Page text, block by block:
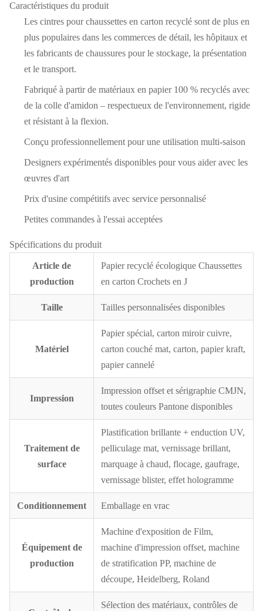
Caractéristiques du produit
Les cintres pour chaussettes en carton recyclé sont de plus en
plus populaires dans les commerces de détail, les hôpitaux et
les fabricants de chaussures pour le stockage, la présentation
et le transport.
Fabriqué à partir de matériaux en papier 100 % recyclés avec
de la colle d'amidon – respectueux de l'environnement, rigide
et résistant à la flexion.
Conçu professionnellement pour une utilisation multi-saison
Designers expérimentés disponibles pour vous aider avec les
œuvres d'art
Prix ​​d'usine compétitifs avec service personnalisé
Petites commandes à l'essai acceptées
Spécifications du produit
Article de
production
Papier recyclé écologique Chaussettes
en carton Crochets en J
Taille Tailles personnalisées disponibles
Matériel
Papier spécial, carton miroir cuivre,
carton couché mat, carton, papier kraft,
papier cannelé
Impression
Impression offset et sérigraphie CMJN,
toutes couleurs Pantone disponibles
Traitement de
surface
Plastification brillante + enduction UV,
pelliculage mat, vernissage brillant,
marquage à chaud, flocage, gaufrage,
vernissage blister, effet hologramme
Conditionnement Emballage en vrac
Équipement de
production
Machine d'exposition de Film,
machine d'impression offset, machine
de stratification PP, machine de
découpe, Heidelberg, Roland
Sélection des matériaux, contrôles de